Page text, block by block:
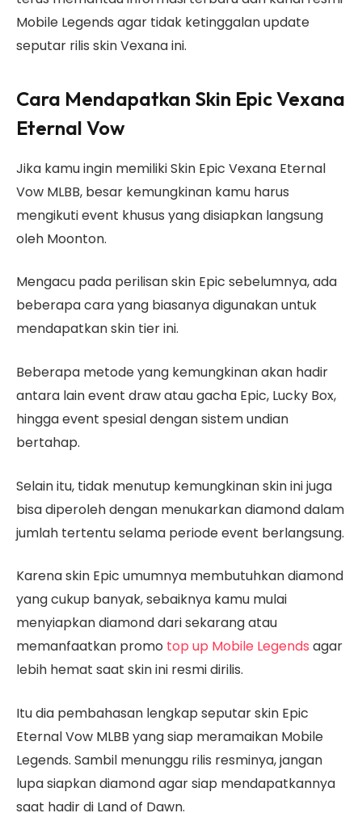
Mobile Legends agar tidak ketinggalan update
seputar rilis skin Vexana ini.
Cara Mendapatkan Skin Epic Vexana
Eternal Vow
Jika kamu ingin memiliki Skin Epic Vexana Eternal
Vow MLBB, besar kemungkinan kamu harus
mengikuti event khusus yang disiapkan langsung
oleh Moonton.
Mengacu pada perilisan skin Epic sebelumnya, ada
beberapa cara yang biasanya digunakan untuk
mendapatkan skin tier ini.
Beberapa metode yang kemungkinan akan hadir
antara lain event draw atau gacha Epic, Lucky Box,
hingga event spesial dengan sistem undian
bertahap.
Selain itu, tidak menutup kemungkinan skin ini juga
bisa diperoleh dengan menukarkan diamond dalam
jumlah tertentu selama periode event berlangsung.
Karena skin Epic umumnya membutuhkan diamond
yang cukup banyak, sebaiknya kamu mulai
menyiapkan diamond dari sekarang atau
memanfaatkan promo top up Mobile Legends agar
lebih hemat saat skin ini resmi dirilis.
Itu dia pembahasan lengkap seputar skin Epic
Eternal Vow MLBB yang siap meramaikan Mobile
Legends. Sambil menunggu rilis resminya, jangan
lupa siapkan diamond agar siap mendapatkannya
saat hadir di Land of Dawn.